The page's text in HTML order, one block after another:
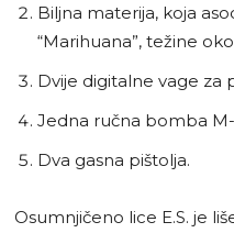
Biljna materija, koja
“Marihuana”, težine
Dvije digitalne vage za
Jedna ručna bomba
Dva gasna pištolja.
Osumnjičeno lice E.S. je